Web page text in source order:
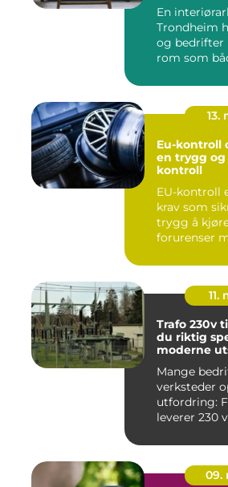
En
Trondheim
og bedrifter
rom som
13.
Eu-kontroll oslo
en trygg
kontroll
EU-kontroll
krav som
trygg å
forurenser
11.
Trafo 230v til
du riktig
moderne
Mange
verksteder
utfordring:
leverer 230
09.